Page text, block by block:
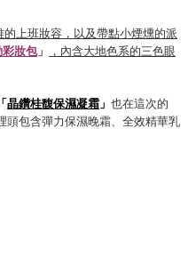
上班妝容，以及帶點小煙燻的派
妝包」
，內含大地色系的三色眼
「晶鑽桂馥保濕凝霜 」 也在這次的
頭包含彈力保濕晚霜、全效精華乳